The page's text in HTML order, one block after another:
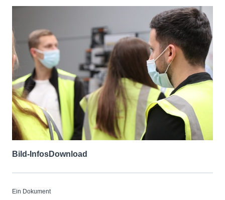
Bild-InfosDownload
Ein Dokument